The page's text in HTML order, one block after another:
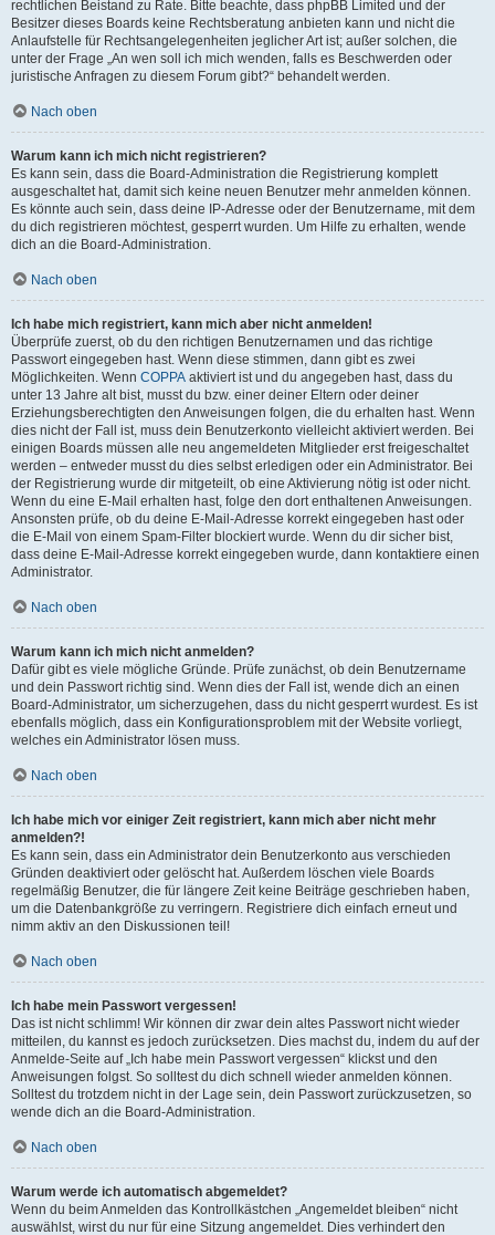
rechtlichen Beistand zu Rate. Bitte beachte, dass phpBB Limited und der
Besitzer dieses Boards keine Rechtsberatung anbieten kann und nicht die
Anlaufstelle für Rechtsangelegenheiten jeglicher Art ist; außer solchen, die
unter der Frage „An wen soll ich mich wenden, falls es Beschwerden oder
juristische Anfragen zu diesem Forum gibt?“ behandelt werden.
Nach oben
Warum kann ich mich nicht registrieren?
Es kann sein, dass die Board-Administration die Registrierung komplett
ausgeschaltet hat, damit sich keine neuen Benutzer mehr anmelden können.
Es könnte auch sein, dass deine IP-Adresse oder der Benutzername, mit dem
du dich registrieren möchtest, gesperrt wurden. Um Hilfe zu erhalten, wende
dich an die Board-Administration.
Nach oben
Ich habe mich registriert, kann mich aber nicht anmelden!
Überprüfe zuerst, ob du den richtigen Benutzernamen und das richtige
Passwort eingegeben hast. Wenn diese stimmen, dann gibt es zwei
Möglichkeiten. Wenn COPPA aktiviert ist und du angegeben hast, dass du
unter 13 Jahre alt bist, musst du bzw. einer deiner Eltern oder deiner
Erziehungsberechtigten den Anweisungen folgen, die du erhalten hast. Wenn
dies nicht der Fall ist, muss dein Benutzerkonto vielleicht aktiviert werden. Bei
einigen Boards müssen alle neu angemeldeten Mitglieder erst freigeschaltet
werden – entweder musst du dies selbst erledigen oder ein Administrator. Bei
der Registrierung wurde dir mitgeteilt, ob eine Aktivierung nötig ist oder nicht.
Wenn du eine E-Mail erhalten hast, folge den dort enthaltenen Anweisungen.
Ansonsten prüfe, ob du deine E-Mail-Adresse korrekt eingegeben hast oder
die E-Mail von einem Spam-Filter blockiert wurde. Wenn du dir sicher bist,
dass deine E-Mail-Adresse korrekt eingegeben wurde, dann kontaktiere einen
Administrator.
Nach oben
Warum kann ich mich nicht anmelden?
Dafür gibt es viele mögliche Gründe. Prüfe zunächst, ob dein Benutzername
und dein Passwort richtig sind. Wenn dies der Fall ist, wende dich an einen
Board-Administrator, um sicherzugehen, dass du nicht gesperrt wurdest. Es ist
ebenfalls möglich, dass ein Konfigurationsproblem mit der Website vorliegt,
welches ein Administrator lösen muss.
Nach oben
Ich habe mich vor einiger Zeit registriert, kann mich aber nicht mehr
anmelden?!
Es kann sein, dass ein Administrator dein Benutzerkonto aus verschieden
Gründen deaktiviert oder gelöscht hat. Außerdem löschen viele Boards
regelmäßig Benutzer, die für längere Zeit keine Beiträge geschrieben haben,
um die Datenbankgröße zu verringern. Registriere dich einfach erneut und
nimm aktiv an den Diskussionen teil!
Nach oben
Ich habe mein Passwort vergessen!
Das ist nicht schlimm! Wir können dir zwar dein altes Passwort nicht wieder
mitteilen, du kannst es jedoch zurücksetzen. Dies machst du, indem du auf der
Anmelde-Seite auf „Ich habe mein Passwort vergessen“ klickst und den
Anweisungen folgst. So solltest du dich schnell wieder anmelden können.
Solltest du trotzdem nicht in der Lage sein, dein Passwort zurückzusetzen, so
wende dich an die Board-Administration.
Nach oben
Warum werde ich automatisch abgemeldet?
Wenn du beim Anmelden das Kontrollkästchen „Angemeldet bleiben“ nicht
auswählst, wirst du nur für eine Sitzung angemeldet. Dies verhindert den